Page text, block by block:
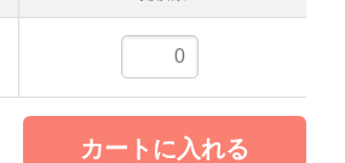
カートに入れる